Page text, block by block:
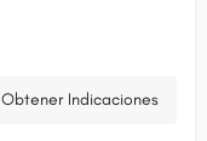
Obtener Indicaciones